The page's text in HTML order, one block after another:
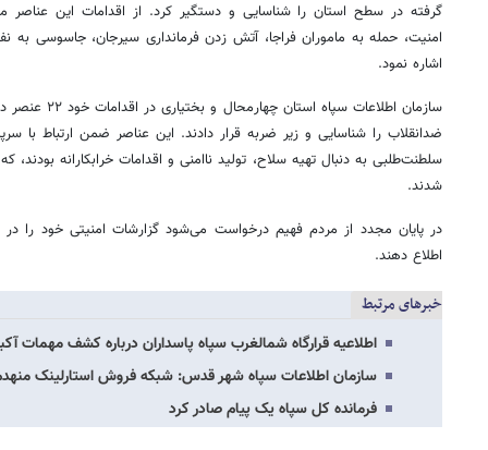
گرفته در سطح استان را شناسایی و دستگیر کرد. از اقدامات این عناصر
امنیت، حمله به ماموران فراجا، آتش زدن فرمانداری سیرجان، جاسوسی به
اشاره نمود.
سازمان
ضدانقلاب را شناسایی و زیر ضربه قرار دادند. این عناصر ضمن ارتباط با
سلطنت‌طلبی به دنبال تهیه سلاح، تولید ناامنی و اقدامات خرابکارانه
شدند.
اطلاع دهند.
خبرهای مرتبط
اطلاعیه قرارگاه شمالغرب سپاه پاسداران درباره کشف مهمات
سازمان اطلاعات سپاه شهر قدس: شبکه فروش استارلینک منهدم شد/ کشف ۶
فرمانده کل سپاه یک پیام صادر کرد